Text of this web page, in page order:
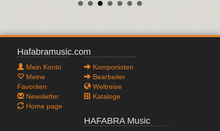
Hafabramusic.com
Mein Konto
Meine
Favoriten
Newsletter
Home page
Komponisten
Bearbeiter
Weltreise
Kataloge
HAFABRA Music